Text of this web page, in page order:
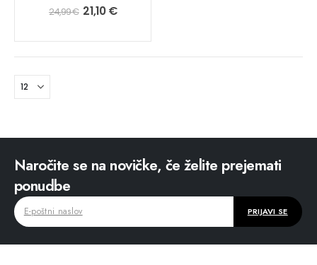
out of 5
24,99€ 21,10€
Naročite se na novičke, če želite prejemati
ponudbe